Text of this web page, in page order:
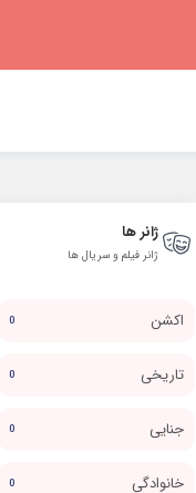
ژانر ها
ژانر فیلم و سریال ها
اکشن 0
تاریخی 0
جنایی 0
خانوادگی 0